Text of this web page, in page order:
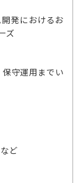
発におけるお
ズ
守運用までい
ど